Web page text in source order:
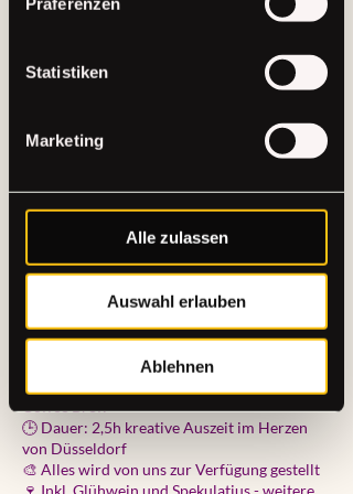
Nutzung der Dienste gesammelt
Statistiken
Marketing
Alle zulassen
Auswahl erlauben
Ablehnen
💛 Bei uns sind sowohl Anfänger als auch
💛 Bei uns findet ihr eine vielfältige Auswahl
Adventskranz individuell zu gestalten. Wenn
ihr besondere Wünsche habt oder eigene
Kerzen und Deko mitbringen möchtet, ist das
selbstverständlich möglich!
💛 Glühwein und Spekulatius sind inklusive
📍 Ort: The Craft Studio - Eingang über den
Coffee Brew“
🕒 Dauer: 2,5h kreative Auszeit im Herzen
von Düsseldorf
🎨 Alles wird von uns zur Verfügung gestellt
🍷 Inkl. Glühwein und Spekulatius - weitere